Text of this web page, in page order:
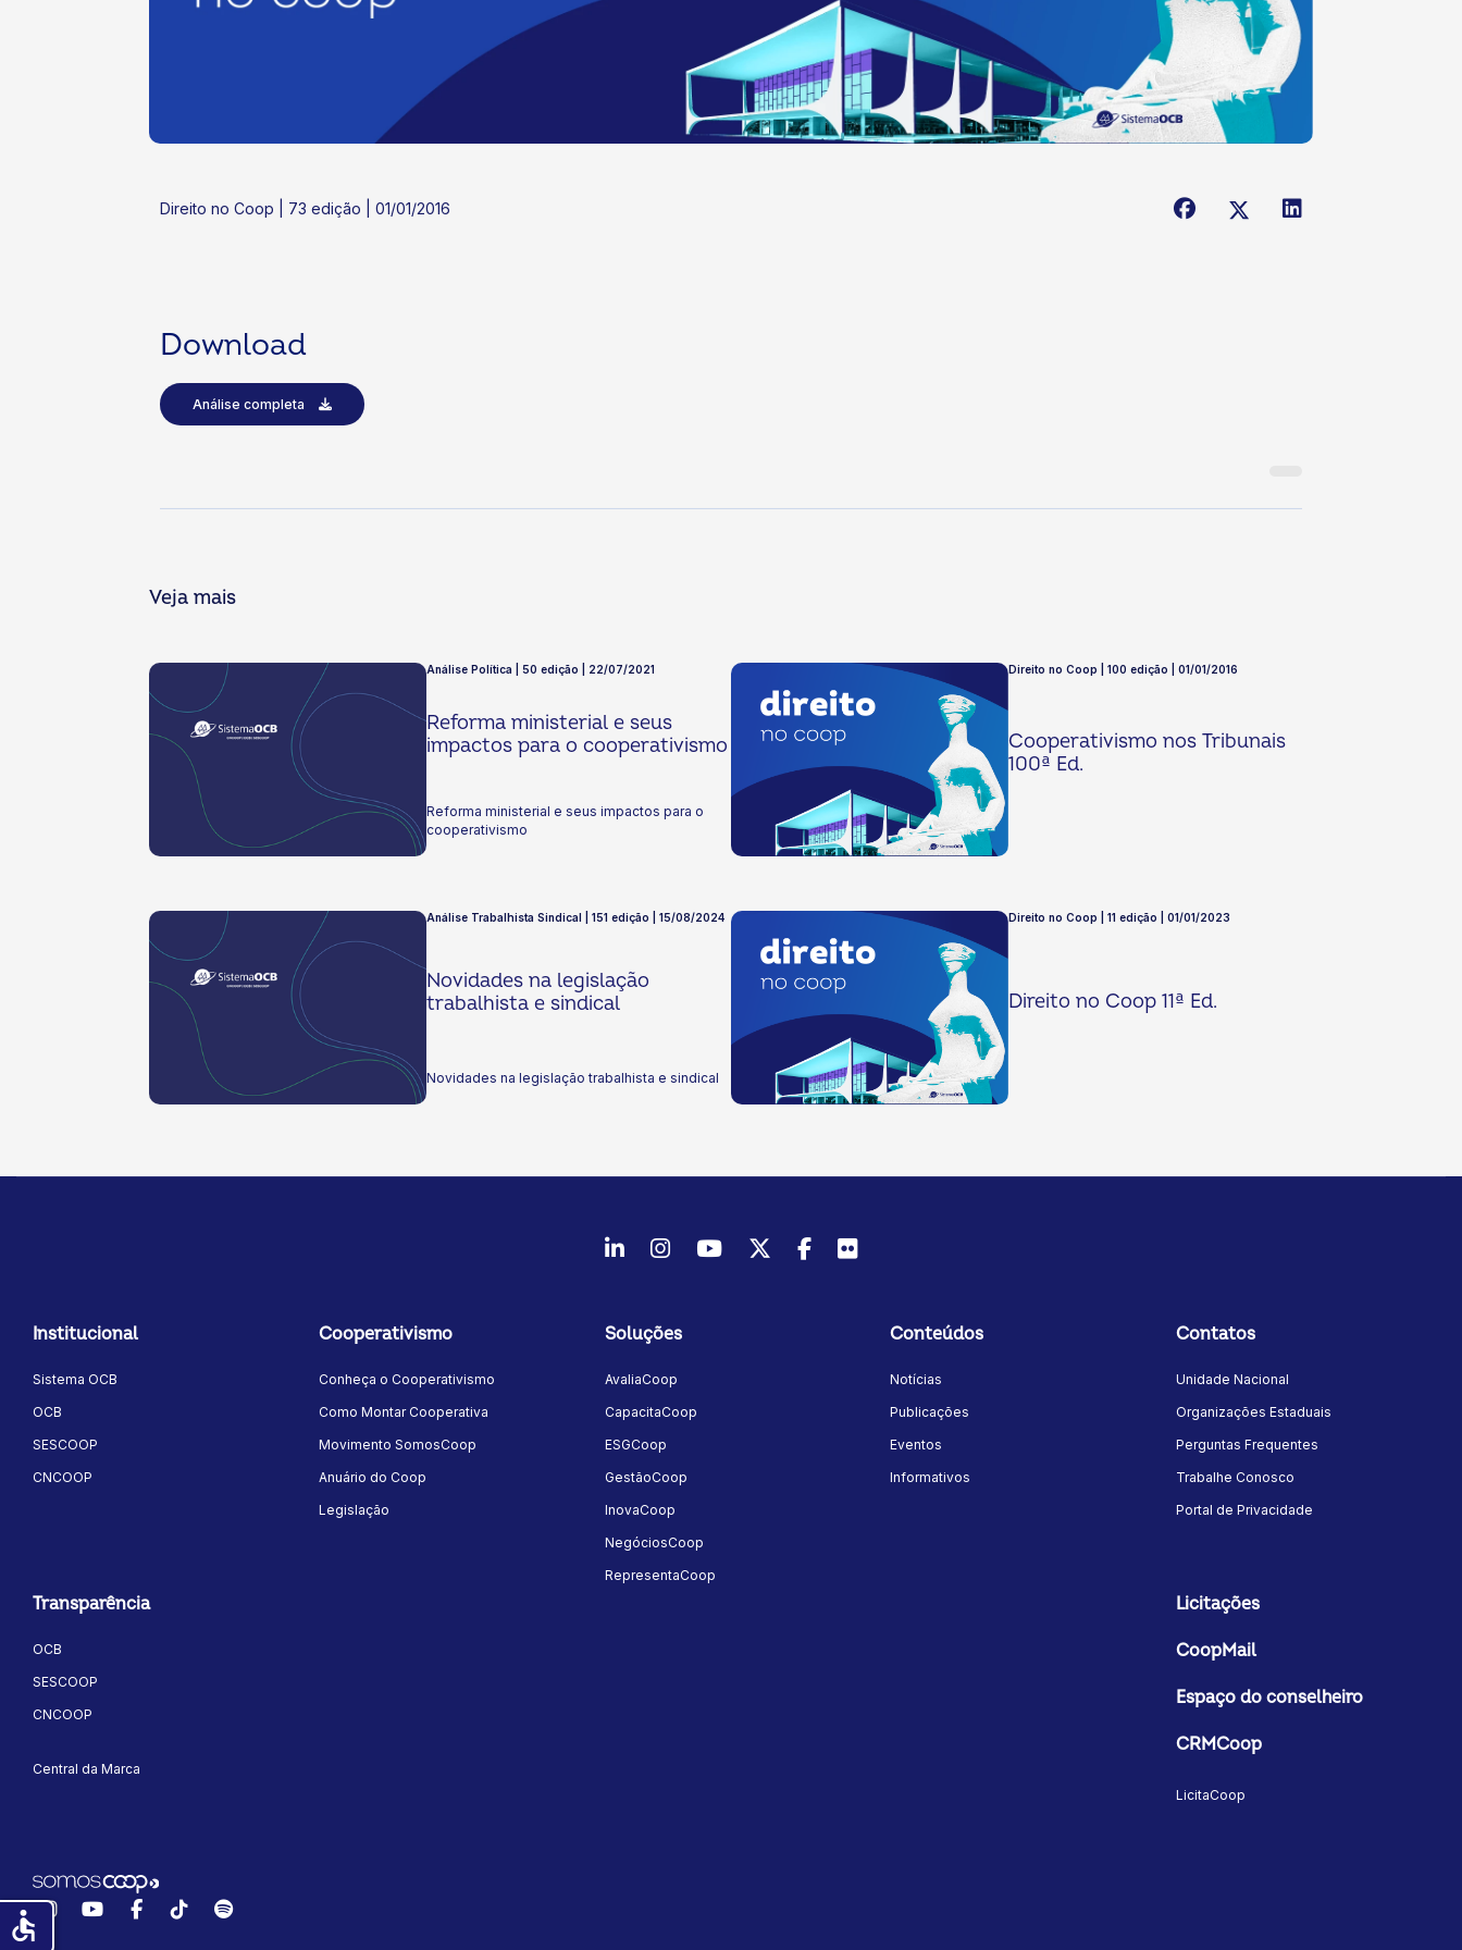
Direito no Coop | 73 edição | 01/01/2016
Download
Análise completa
Veja mais
Análise Política | 50 edição | 22/07/2021
Reforma ministerial e seus
impactos para o cooperativismo
Reforma ministerial e seus impactos para o
cooperativismo
Direito no Coop | 100 edição | 01/01/2016
Cooperativismo nos Tribunais
100ª Ed.
Análise Trabalhista Sindical | 151 edição | 15/08/2024
Novidades na legislação
trabalhista e sindical
Novidades na legislação trabalhista e sindical
Direito no Coop | 11 edição | 01/01/2023
Direito no Coop 11ª Ed.
LinkedInInstagram
YoutubeTwitter/X
Facebook
Flickr
Institucional
Sistema OCB
OCB
SESCOOP
CNCOOP
Cooperativismo
Conheça o Cooperativismo
Como Montar Cooperativa
Movimento SomosCoop
Anuário do Coop
Legislação
Soluções
AvaliaCoop
CapacitaCoop
ESGCoop
GestãoCoop
InovaCoop
NegóciosCoop
RepresentaCoop
Conteúdos
Notícias
Publicações
Eventos
Informativos
Contatos
Unidade Nacional
Organizações Estaduais
Perguntas Frequentes
Trabalhe Conosco
Portal de Privacidade
Transparência
OCB
SESCOOP
CNCOOP
Central da Marca
Licitações
CoopMail
Espaço do conselheiro
CRMCoop
LicitaCoop
InstagramYouTubeFacebook
TikTokSpotify
accessible